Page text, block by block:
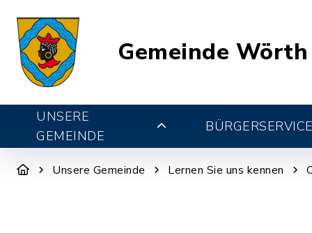
Gemeinde Wörth
UNSERE
GEMEINDE
Unsere Gemeinde Lernen Sie uns kennen